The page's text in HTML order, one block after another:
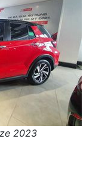
2023